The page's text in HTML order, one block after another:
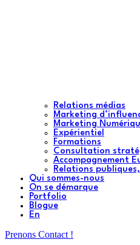
Relations médias
Marketing
Marketing
Expérientiel
Formations
Consultation
Accompagnement
Relations
Qui sommes-nous
On se démarque
Portfolio
Blogue
En
Prenons Contact !